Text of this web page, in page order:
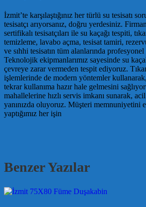
İzmit’te karşılaştığınız her türlü su tesisatı
tesisatçı arıyorsanız, doğru yerdesiniz.
sertifikalı tesisatçıları ile su kaçağı tespiti,
temizleme, lavabo açma, tesisat tamiri,
ve sıhhi tesisatın tüm alanlarında
Teknolojik ekipmanlarımız sayesinde su
çevreye zarar vermeden tespit ediyoruz.
işlemlerinde de modern yöntemler kullanarak,
tekrar kullanıma hazır hale gelmesini
mahallelerine hızlı servis imkanı sunarak,
yanınızda oluyoruz. Müşteri memnuniyetini
yaptığımız her işin
Benzer Yazılar